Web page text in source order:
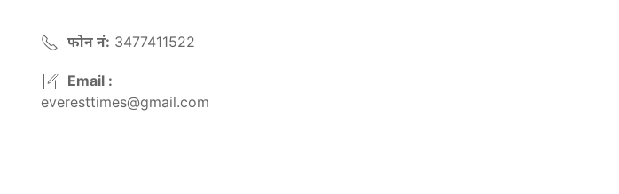
फोन नं: 3477411522
Email :
everesttimes@gmail.com